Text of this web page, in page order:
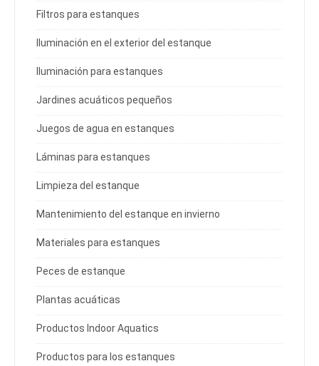
Filtros para estanques
Iluminación en el exterior del estanque
Iluminación para estanques
Jardines acuáticos pequeños
Juegos de agua en estanques
Láminas para estanques
Limpieza del estanque
Mantenimiento del estanque en invierno
Materiales para estanques
Peces de estanque
Plantas acuáticas
Productos Indoor Aquatics
Productos para los estanques